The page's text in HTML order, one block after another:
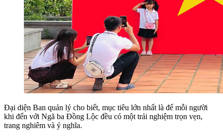
Đại diện Ban quản lý cho biết, mục tiêu lớn nhất là để mỗi người
khi đến với Ngã ba Đồng Lộc đều có một trải nghiệm trọn vẹn,
trang nghiêm và ý nghĩa.